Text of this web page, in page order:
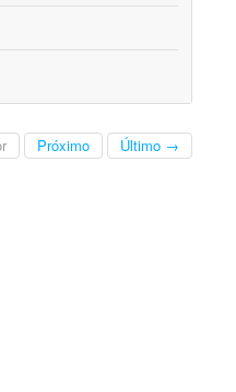
Próximo Último →